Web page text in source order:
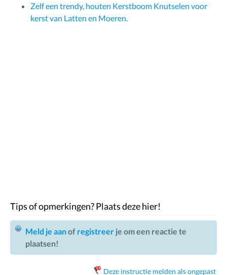
Zelf een trendy, houten Kerstboom Knutselen voor
kerst van Latten en Moeren.
Tips of opmerkingen? Plaats deze hier!
Meld je aanof registreer je om een reactie te
plaatsen!
Deze instructie melden als ongepast